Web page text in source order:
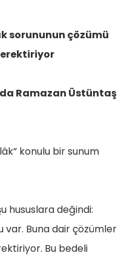
sorununun çözümü
Ramazan Üstüntaş
konulu bir sunum
hususlara değindi:
var. Buna dair çözümler
Bu bedeli